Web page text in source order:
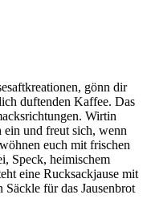
gönn dir
duftenden Kaffee. Das
Wirtin
und freut sich, wenn
euch mit frischen
Speck, heimischem
eine Rucksackjause mit
für das Jausenbrot